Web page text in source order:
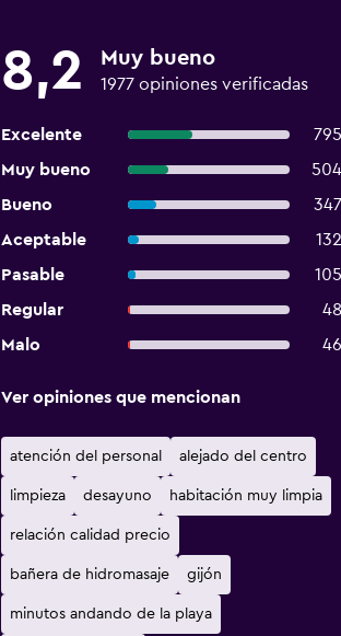
8,2 Muy bueno
1977 opiniones verificadas
Excelente
795
Muy bueno
504
Bueno
347
Aceptable
132
Pasable
105
Regular
48
Malo
46
Ver opiniones que mencionan
atención del personal alejado del centro
limpieza desayuno habitación muy limpia
relación calidad precio
bañera de hidromasaje gijón
minutos andando de la playa